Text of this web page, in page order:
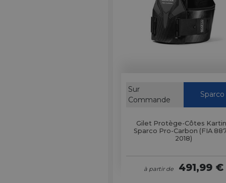
Sur
Commande
Sparco
Gilet Protège-Côtes
Sparco Pro-Carbon (FIA
2018)
à partir de 491,99 €